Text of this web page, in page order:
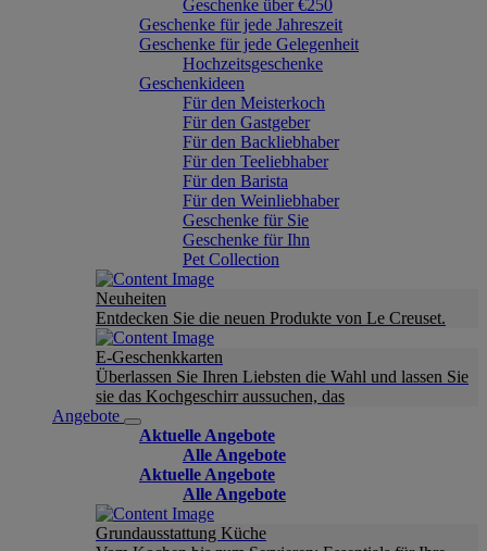
Geschenke über €250
Geschenke für jede Jahreszeit
Geschenke für jede Gelegenheit
Hochzeitsgeschenke
Geschenkideen
Für den Meisterkoch
Für den Gastgeber
Für den Backliebhaber
Für den Teeliebhaber
Für den Barista
Für den Weinliebhaber
Geschenke für Sie
Geschenke für Ihn
Pet Collection
Neuheiten
Entdecken Sie die neuen Produkte von Le Creuset.
E-Geschenkkarten
Überlassen Sie Ihren Liebsten die Wahl und lassen Sie
sie das Kochgeschirr aussuchen, das
Angebote
Aktuelle Angebote
Alle Angebote
Aktuelle Angebote
Alle Angebote
Grundausstattung Küche